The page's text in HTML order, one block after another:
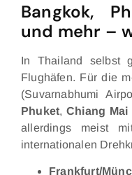
Bangkok,
und mehr –
In Thailand selbst
Flughäfen. Für die
(Suvarnabhumi
Phuket,Chiang Mai
allerdings meist
internationalen
Frankfurt/